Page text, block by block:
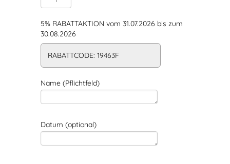
5% RABATTAKTION vom 31.07.2026 bis zum
30.08.2026
RABATTCODE: 19463F
Name (Pflichtfeld)
Datum (optional)